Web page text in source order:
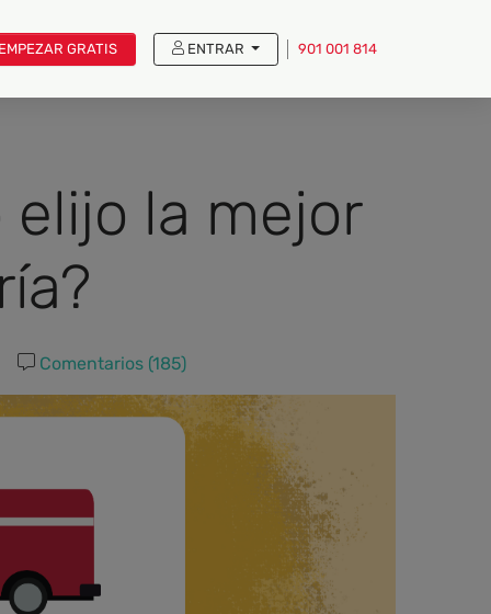
GRATIS ENTRAR 901 001 814
la mejor
Comentarios (185)